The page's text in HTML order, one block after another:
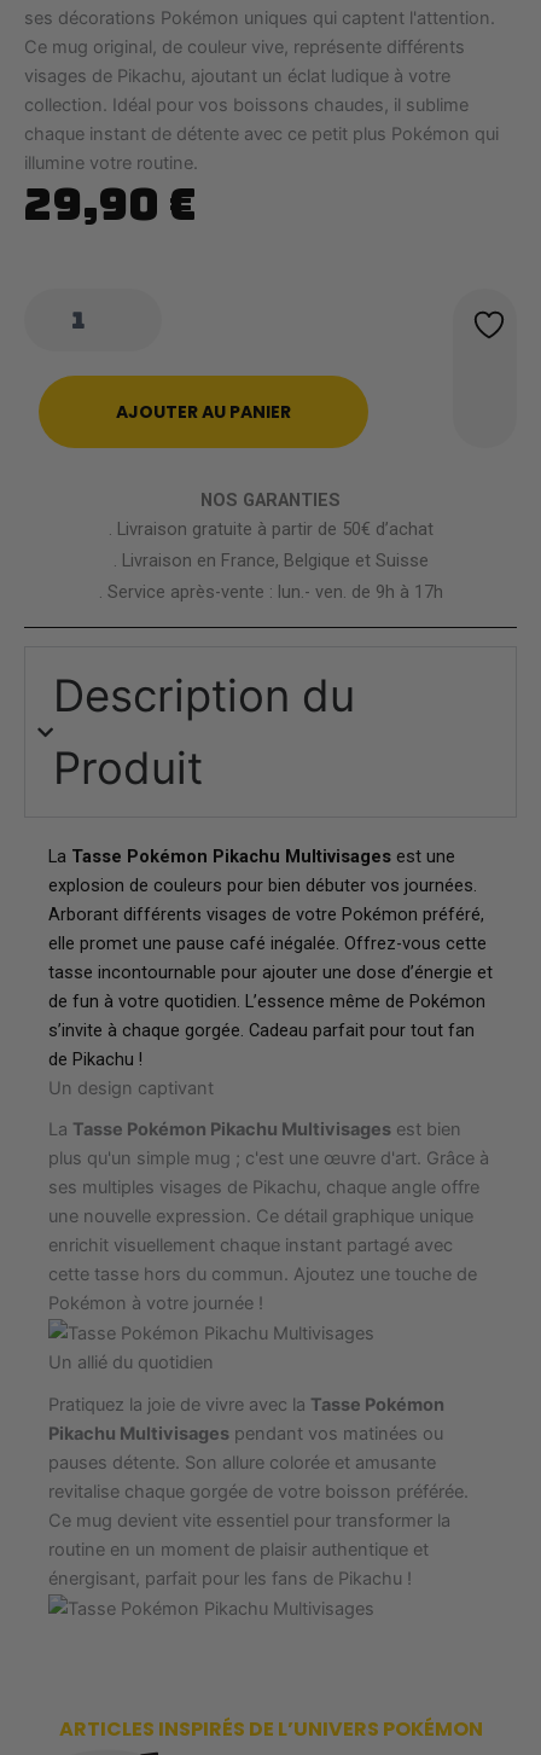
ses décorations Pokémon uniques qui captent l'attention.
Ce mug original, de couleur vive, représente différents
visages de Pikachu, ajoutant un éclat ludique à votre
collection. Idéal pour vos boissons chaudes, il sublime
chaque instant de détente avec ce petit plus Pokémon qui
illumine votre routine.
29,90 €
Pokémon
Pikachu
MultivisagesAJOUTER AU PANIER
NOS GARANTIES
. Livraison gratuite à partir de 50€ d’achat
. Livraison en France, Belgique et Suisse
. Service après-vente : lun.- ven. de 9h à 17h
Description du
Produit
La Tasse Pokémon Pikachu Multivisages est une
explosion de couleurs pour bien débuter vos journées.
Arborant différents visages de votre Pokémon préféré,
elle promet une pause café inégalée. Offrez-vous cette
tasse incontournable pour ajouter une dose d’énergie et
de fun à votre quotidien. L’essence même de Pokémon
s’invite à chaque gorgée. Cadeau parfait pour tout fan
de Pikachu !
Un design captivant
La Tasse Pokémon Pikachu Multivisages est bien
plus qu'un simple mug ; c'est une œuvre d'art. Grâce à
ses multiples visages de Pikachu, chaque angle offre
une nouvelle expression. Ce détail graphique unique
enrichit visuellement chaque instant partagé avec
cette tasse hors du commun. Ajoutez une touche de
Pokémon à votre journée !
Un allié du quotidien
Pratiquez la joie de vivre avec la Tasse Pokémon
Pikachu Multivisages pendant vos matinées ou
pauses détente. Son allure colorée et amusante
revitalise chaque gorgée de votre boisson préférée.
Ce mug devient vite essentiel pour transformer la
routine en un moment de plaisir authentique et
énergisant, parfait pour les fans de Pikachu !
ARTICLES INSPIRÉS DE L’UNIVERS POKÉMON